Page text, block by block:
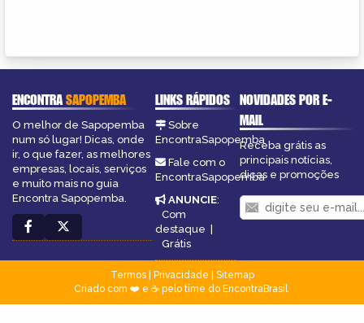
ENCONTRASAPOPEMBA
O melhor de Sapopemba
num só lugar! Dicas, onde
ir, o que fazer, as melhores
empresas, locais, serviços
e muito mais no guia
Encontra Sapopemba.
LINKS RÁPIDOS
Sobre
EncontraSapopemba
Fale com o
EncontraSapopemba
ANUNCIE:
Com
destaque |
Grátis
NOVIDADES POR E-
MAIL
Receba grátis as
principais notícias,
dicas e promoções
Termos| Privacidade
Sitemap
Criado com ❤️ e ☕ pelo time do EncontraBrasil